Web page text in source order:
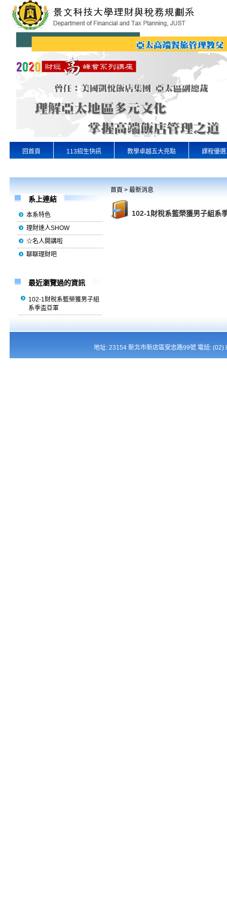
回首頁 113招生快訊 教學卓越五大亮點 課程優
系上連結
本系特色
理財達人SHOW
☆名人開講啦
聊聊理財吧
最近瀏覽過的資訊
102-1財稅系籃榮獲男子組
系季盃亞軍
首頁 > 最新消息
102-1財稅系籃榮獲男子組系
地址: 23154 新北市新店區安忠路99號 電話: